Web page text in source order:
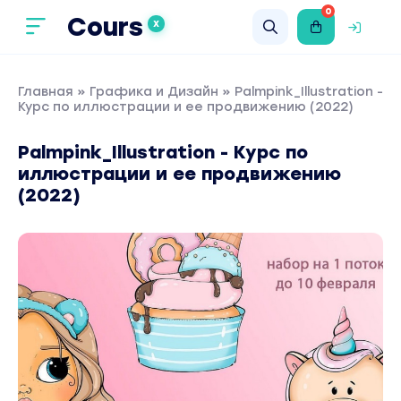
Cours X
0
Главная » Графика и Дизайн » Palmpink_Illustration -
Курс по иллюстрации и ее продвижению (2022)
Palmpink_Illustration - Курс по
иллюстрации и ее продвижению
(2022)